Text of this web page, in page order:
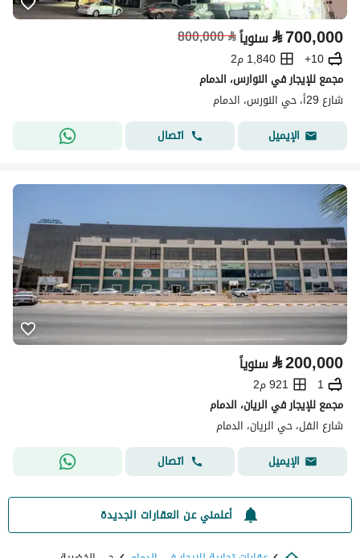
⃁700,000 سنوياً⃁
800,000
10+
1,840 م2
مجمع للإيجار في النوارس، الدمام
شارع 29أ، حي النورس، الدمام
الإيميل
اتصال
⃁200,000 سنوياً
1
921 م2
مجمع للإيجار في الريان، الدمام
شارع الفل، حي الريان، الدمام
الإيميل
اتصال
أعلمني عن العقارات الجديدة